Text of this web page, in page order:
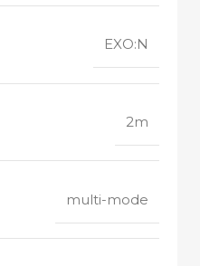
EXO:N
2m
multi-mode